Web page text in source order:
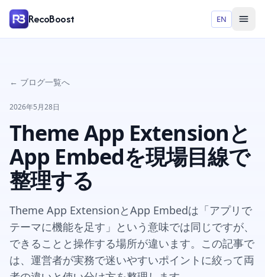
RecoBoost EN
← ブログ一覧へ
2026年5月28日
Theme App Extensionと
App Embedを現場目線で
整理する
Theme App ExtensionとApp Embedは「アプリで
テーマに機能を足す」という意味では同じですが、
できることと操作する場所が違います。この記事で
は、運営者が実務で迷いやすいポイントに絞って両